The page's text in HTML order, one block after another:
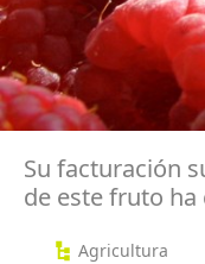
Su facturación
de este fruto ha
Agricultura